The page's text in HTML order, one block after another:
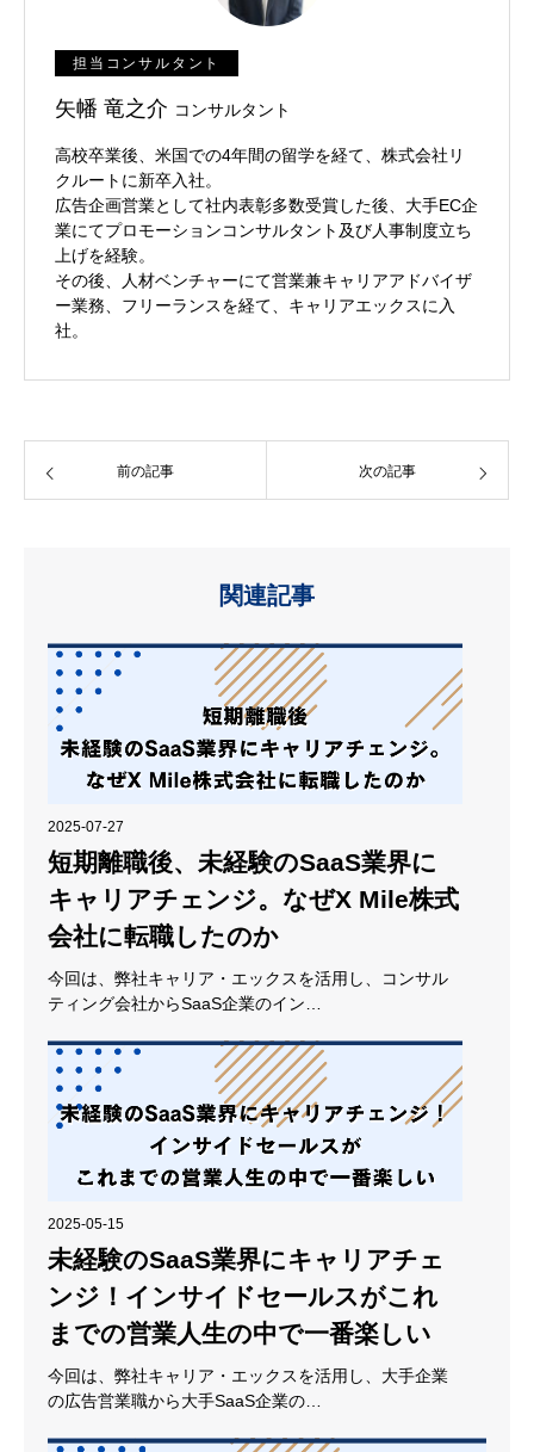
担当コンサルタント
矢幡 竜之介 コンサルタント
高校卒業後、米国での4年間の留学を経て、株式会社リ
クルートに新卒入社。
広告企画営業として社内表彰多数受賞した後、大手EC企
業にてプロモーションコンサルタント及び人事制度立ち
上げを経験。
その後、人材ベンチャーにて営業兼キャリアアドバイザ
ー業務、フリーランスを経て、キャリアエックスに入
社。
前の記事 次の記事
関連記事
2025-07-27
短期離職後、未経験のSaaS業界に
キャリアチェンジ。なぜX Mile株式
会社に転職したのか
今回は、弊社キャリア・エックスを活用し、コンサル
ティング会社からSaaS企業のイン…
2025-05-15
未経験のSaaS業界にキャリアチェ
ンジ！インサイドセールスがこれ
までの営業人生の中で一番楽しい
今回は、弊社キャリア・エックスを活用し、大手企業
の広告営業職から大手SaaS企業の…